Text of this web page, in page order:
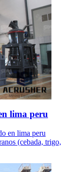
lima peru
en lima peru
(cebada, trigo,